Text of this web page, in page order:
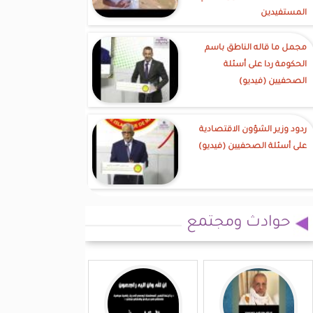
المستفيدين
مجمل ما قاله الناطق باسم
الحكومة ردا على أسئلة
الصحفيين (فيديو)
ردود وزير الشؤون الاقتصادية
على أسئلة الصحفيين (فيديو)
حوادث ومجتمع